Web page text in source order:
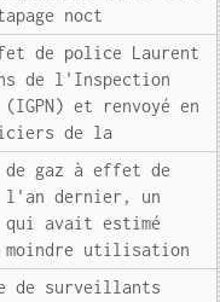
noct
de police Laurent
de l'Inspection
et renvoyé en
de la
de gaz à effet de
l'an dernier, un
qui avait estimé
moindre utilisation
de surveillants